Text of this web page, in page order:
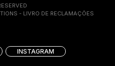
- LIVRO DE RECLAMAÇÕES
INSTAGRAM